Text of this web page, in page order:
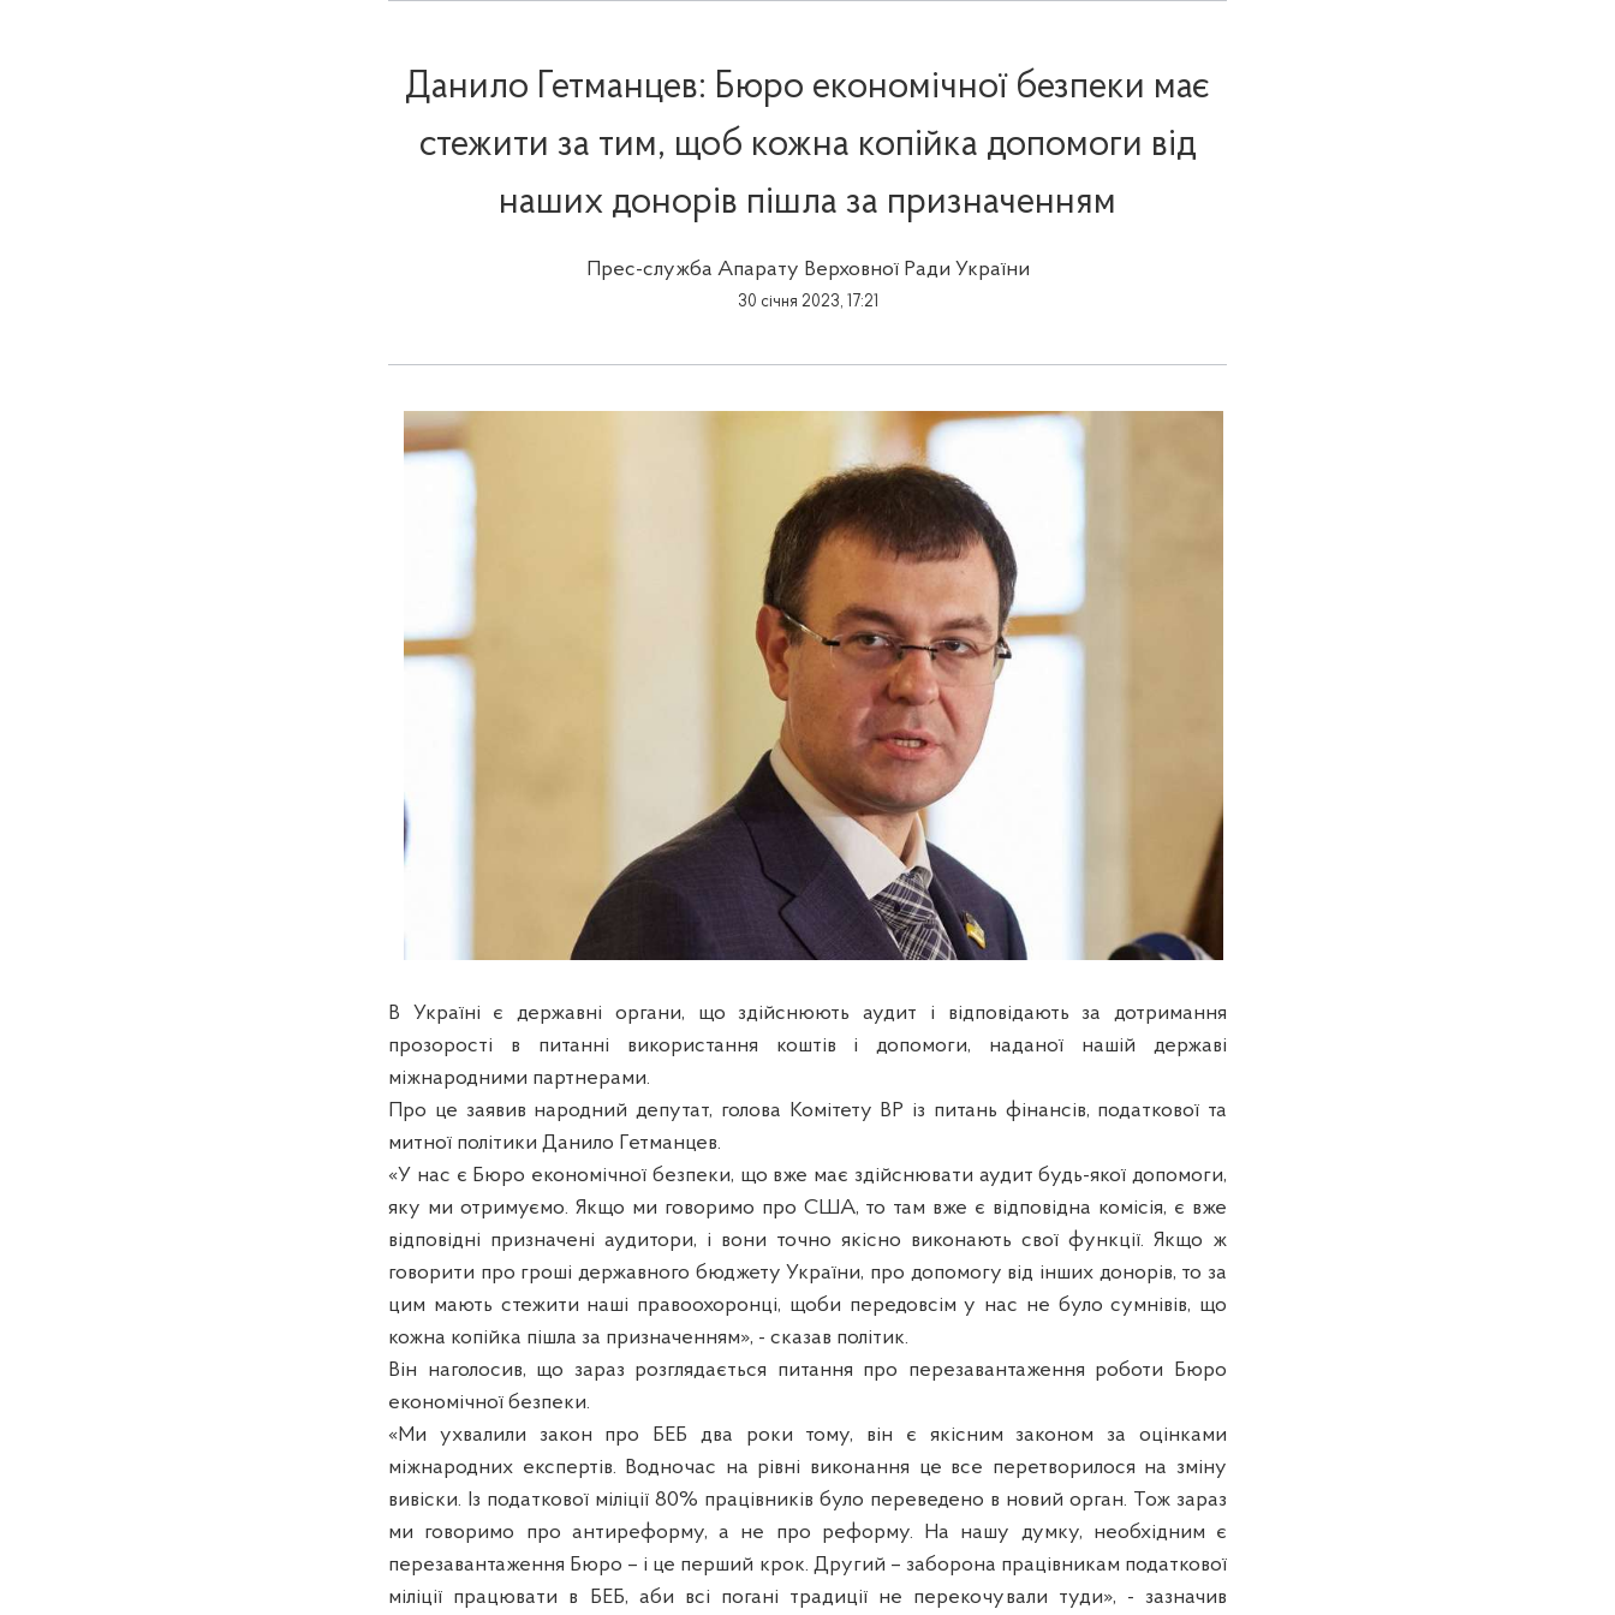
Данило Гетманцев: Бюро економічної безпеки має
стежити за тим, щоб кожна копійка допомоги від
наших донорів пішла за призначенням
Прес-служба Апарату Верховної Ради України
30 січня 2023, 17:21
В Україні є державні органи, що здійснюють аудит і відповідають за дотримання
прозорості в питанні використання коштів і допомоги, наданої нашій державі
міжнародними партнерами.
Про це заявив народний депутат, голова Комітету ВР із питань фінансів, податкової та
митної політики Данило Гетманцев.
«У нас є Бюро економічної безпеки, що вже має здійснювати аудит будь-якої допомоги,
яку ми отримуємо. Якщо ми говоримо про США, то там вже є відповідна комісія, є вже
відповідні призначені аудитори, і вони точно якісно виконають свої функції. Якщо ж
говорити про гроші державного бюджету України, про допомогу від інших донорів, то за
цим мають стежити наші правоохоронці, щоби передовсім у нас не було сумнівів, що
кожна копійка пішла за призначенням», - сказав політик.
Він наголосив, що зараз розглядається питання про перезавантаження роботи Бюро
економічної безпеки.
«Ми ухвалили закон про БЕБ два роки тому, він є якісним законом за оцінками
міжнародних експертів. Водночас на рівні виконання це все перетворилося на зміну
вивіски. Із податкової міліції 80% працівників було переведено в новий орган. Тож зараз
ми говоримо про антиреформу, а не про реформу. На нашу думку, необхідним є
перезавантаження Бюро – і це перший крок. Другий – заборона працівникам податкової
міліції працювати в БЕБ, аби всі погані традиції не перекочували туди», - зазначив